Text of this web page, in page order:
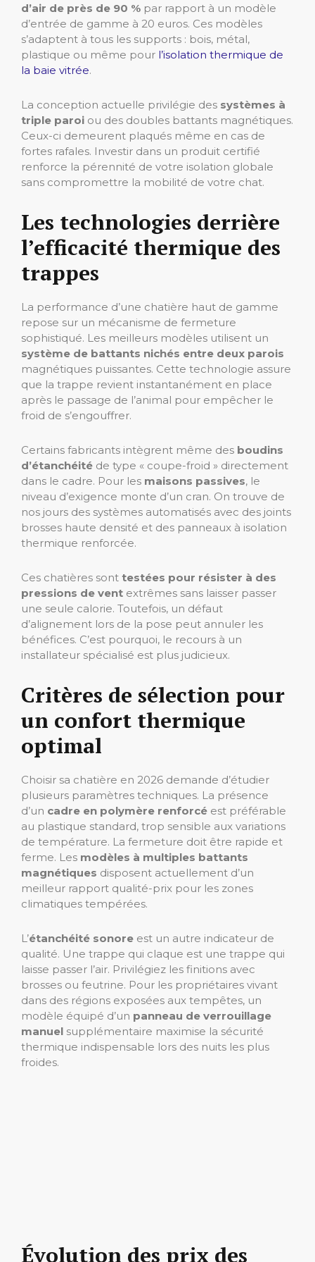
d’air de près de 90 % par rapport à un modèle
d’entrée de gamme à 20 euros. Ces modèles
s’adaptent à tous les supports : bois, métal,
plastique ou même pour l’isolation thermique de
la baie vitrée.
La conception actuelle privilégie des systèmes à
triple paroi ou des doubles battants magnétiques.
Ceux-ci demeurent plaqués même en cas de
fortes rafales. Investir dans un produit certifié
renforce la pérennité de votre isolation globale
sans compromettre la mobilité de votre chat.
Les technologies derrière
l’efficacité thermique des
trappes
La performance d’une chatière haut de gamme
repose sur un mécanisme de fermeture
sophistiqué. Les meilleurs modèles utilisent un
système de battants nichés entre deux parois
magnétiques puissantes. Cette technologie assure
que la trappe revient instantanément en place
après le passage de l’animal pour empêcher le
froid de s’engouffrer.
Certains fabricants intègrent même des boudins
d’étanchéité de type « coupe-froid » directement
dans le cadre. Pour les maisons passives, le
niveau d’exigence monte d’un cran. On trouve de
nos jours des systèmes automatisés avec des joints
brosses haute densité et des panneaux à isolation
thermique renforcée.
Ces chatières sont testées pour résister à des
pressions de vent extrêmes sans laisser passer
une seule calorie. Toutefois, un défaut
d’alignement lors de la pose peut annuler les
bénéfices. C’est pourquoi, le recours à un
installateur spécialisé est plus judicieux.
Critères de sélection pour
un confort thermique
optimal
Choisir sa chatière en 2026 demande d’étudier
plusieurs paramètres techniques. La présence
d’un cadre en polymère renforcé est préférable
au plastique standard, trop sensible aux variations
de température. La fermeture doit être rapide et
ferme. Les modèles à multiples battants
magnétiques disposent actuellement d’un
meilleur rapport qualité-prix pour les zones
climatiques tempérées.
L’étanchéité sonore est un autre indicateur de
qualité. Une trappe qui claque est une trappe qui
laisse passer l’air. Privilégiez les finitions avec
brosses ou feutrine. Pour les propriétaires vivant
dans des régions exposées aux tempêtes, un
modèle équipé d’un panneau de verrouillage
manuel supplémentaire maximise la sécurité
thermique indispensable lors des nuits les plus
froides.
Évolution des prix des